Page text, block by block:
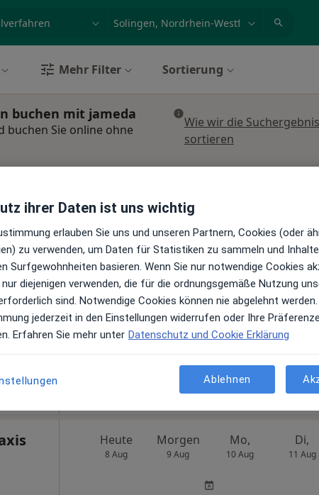
Mehr Filter Sortierung
buchen mit jameda
buchen Sie online ohne
Wie wir die
sortieren
·
8 Aug 9 Aug
Online-Terminbuchung nicht verfügbar
Terminanfrage senden
Heute
8 Aug
Morgen
9 Aug
Mo,
10 Aug
Di,
11 Aug
ihrer Daten ist uns wichtig
erlauben Sie uns und unseren Partnern, Cookies (oder
zu verwenden, um Daten für Statistiken zu sammeln und
Surfgewohnheiten basieren. Wenn Sie nur notwendige Cookies
diejenigen verwenden, die für die ordnungsgemäße Nutzung
sind. Notwendige Cookies können nie abgelehnt werden.
jederzeit in den Einstellungen widerrufen oder Ihre
Erfahren Sie mehr unter Datenschutz und Cookie Erklärung
Ablehnen